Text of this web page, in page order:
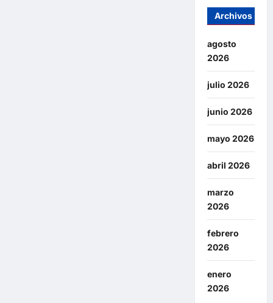
Archivos
agosto
2026
julio 2026
junio 2026
mayo 2026
abril 2026
marzo
2026
febrero
2026
enero
2026